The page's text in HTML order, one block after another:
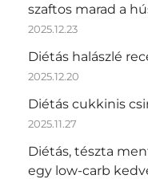
szaftos marad a
2025.12.23
Diétás halászlé
2025.12.20
Diétás cukkinis
2025.11.27
Diétás, tészta
egy low-carb